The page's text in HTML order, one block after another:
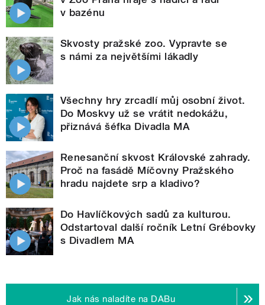
v bazénu
Skvosty pražské zoo. Vypravte se
s námi za největšími lákadly
Všechny hry zrcadlí můj osobní život.
Do Moskvy už se vrátit nedokážu,
přiznává šéfka Divadla MA
Renesanční skvost Královské zahrady.
Proč na fasádě Míčovny Pražského
hradu najdete srp a kladivo?
Do Havlíčkových sadů za kulturou.
Odstartoval další ročník Letní Grébovky
s Divadlem MA
Jak nás naladíte na DABu